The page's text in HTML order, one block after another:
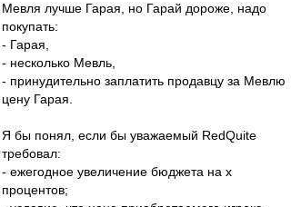
Мевля лучше Гарая, но Гарай дороже, надо
покупать:
- Гарая,
- несколько Мевль,
- принудительно заплатить продавцу за Мевлю
цену Гарая.
Я бы понял, если бы уважаемый RedQuite
требовал:
- ежегодное увеличение бюджета на х
процентов;